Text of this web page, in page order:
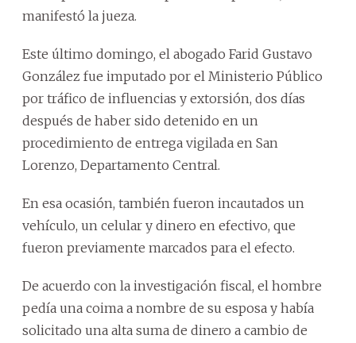
manifestó la jueza.
Este último domingo, el abogado Farid Gustavo
González fue imputado por el Ministerio Público
por tráfico de influencias y extorsión, dos días
después de haber sido detenido en un
procedimiento de entrega vigilada en San
Lorenzo, Departamento Central.
En esa ocasión, también fueron incautados un
vehículo, un celular y dinero en efectivo, que
fueron previamente marcados para el efecto.
De acuerdo con la investigación fiscal, el hombre
pedía una coima a nombre de su esposa y había
solicitado una alta suma de dinero a cambio de